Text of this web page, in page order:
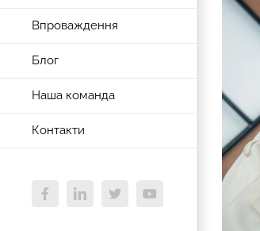
Впроваждення
Блог
Наша команда
Контакти
FacebookLinkedIn
X YouTube
Image